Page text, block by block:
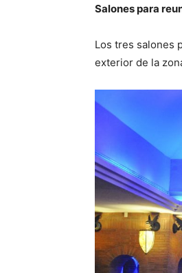
Salones para
Los tres salones
exterior de la